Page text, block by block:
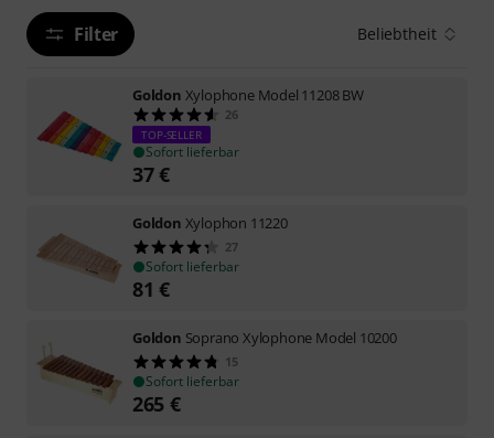
Filter Beliebtheit
Goldon Xylophone Model 11208 BW
26
TOP-SELLER
Sofort lieferbar
37€
Goldon Xylophon 11220
27
Sofort lieferbar
81 €
Goldon Soprano Xylophone Model 10200
15
Sofort lieferbar
265 €